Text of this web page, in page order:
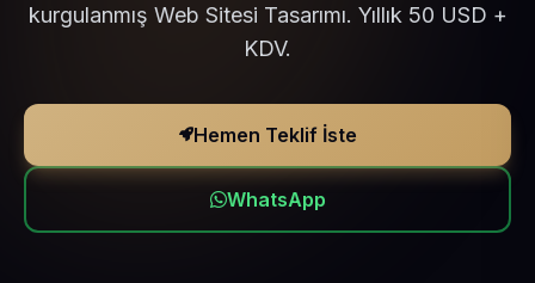
kurgulanmış Web Sitesi Tasarımı. Yıllık 50 USD +
KDV.
Hemen Teklif İste
WhatsApp